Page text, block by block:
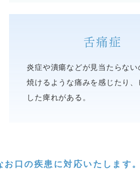
舌痛症
炎症や潰瘍などが見当たらない
焼けるような痛みを感じたり、
した痺れがある。
お口の疾患に対応いたします。